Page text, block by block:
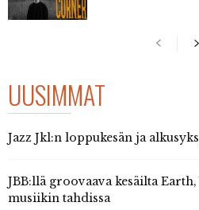
UUSIMMAT
Jazz Jkl:n loppukesän ja
JBB:llä groovaava kesäilta
musiikin tahdissa